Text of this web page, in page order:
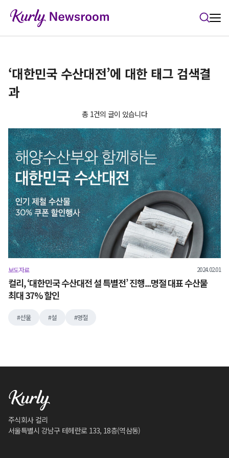
‘대한민국 수산대전’에 대한 태그 검색결
과
총 1건의 글이 있습니다
보도자료 2024.02.01
컬리, ‘대한민국 수산대전 설 특별전’ 진행...명절 대표 수산물
최대 37% 할인
선물 설 명절
주식회사 컬리
서울특별시 강남구 테헤란로 133, 18층(역삼동)